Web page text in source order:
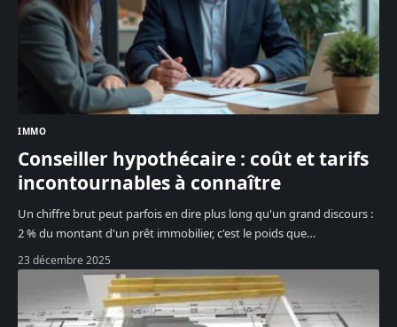
IMMO
Conseiller hypothécaire : coût et tarifs
incontournables à connaître
Un chiffre brut peut parfois en dire plus long qu'un grand discours :
2 % du montant d'un prêt immobilier, c'est le poids que…
23 décembre 2025